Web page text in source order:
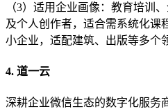
（3）适用企业画像：教育培训
及个人创作者，适合需系统化课
小企业，适配建筑、出版等多个
4. 道一云
深耕企业微信生态的数字化服务